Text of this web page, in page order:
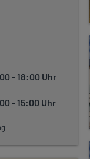
- 18:00 Uhr
- 15:00 Uhr